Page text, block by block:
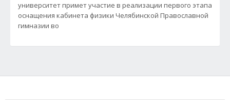
университет примет участие в реализации первого этапа
оснащения кабинета физики Челябинской Православной
гимназии во